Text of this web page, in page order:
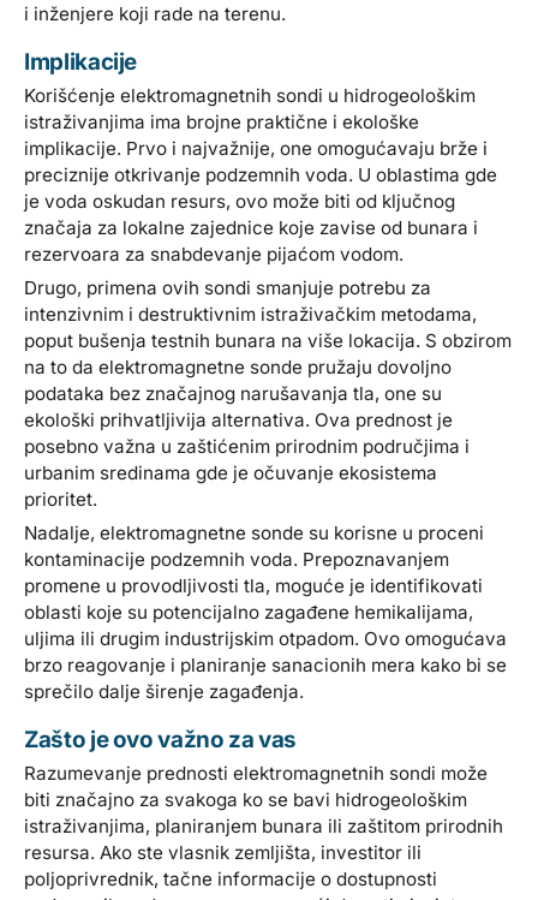
i inženjere koji rade na terenu.
Implikacije
Korišćenje elektromagnetnih sondi u hidrogeološkim
istraživanjima ima brojne praktične i ekološke
implikacije. Prvo i najvažnije, one omogućavaju brže i
preciznije otkrivanje podzemnih voda. U oblastima gde
je voda oskudan resurs, ovo može biti od ključnog
značaja za lokalne zajednice koje zavise od bunara i
rezervoara za snabdevanje pijaćom vodom.
Drugo, primena ovih sondi smanjuje potrebu za
intenzivnim i destruktivnim istraživačkim metodama,
poput bušenja testnih bunara na više lokacija. S obzirom
na to da elektromagnetne sonde pružaju dovoljno
podataka bez značajnog narušavanja tla, one su
ekološki prihvatljivija alternativa. Ova prednost je
posebno važna u zaštićenim prirodnim područjima i
urbanim sredinama gde je očuvanje ekosistema
prioritet.
Nadalje, elektromagnetne sonde su korisne u proceni
kontaminacije podzemnih voda. Prepoznavanjem
promene u provodljivosti tla, moguće je identifikovati
oblasti koje su potencijalno zagađene hemikalijama,
uljima ili drugim industrijskim otpadom. Ovo omogućava
brzo reagovanje i planiranje sanacionih mera kako bi se
sprečilo dalje širenje zagađenja.
Zašto je ovo važno za vas
Razumevanje prednosti elektromagnetnih sondi može
biti značajno za svakoga ko se bavi hidrogeološkim
istraživanjima, planiranjem bunara ili zaštitom prirodnih
resursa. Ako ste vlasnik zemljišta, investitor ili
poljoprivrednik, tačne informacije o dostupnosti